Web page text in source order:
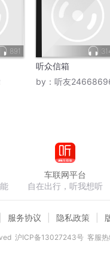
891
听众信箱
by： 听友
车联网平台
自在出行，听我想听
服务协议 隐私政策
沪ICP备13027243号 客服